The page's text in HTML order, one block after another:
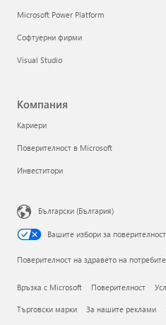
Microsoft Power Platform
Софтуерни фирми
Visual Studio
Компания
Кариери
Поверителност в Microsoft
Инвеститори
Български (България)
Вашите избори за поверителност
Поверителност на здравето на
Връзка с Microsoft Поверителност
Търговски марки За нашите реклами